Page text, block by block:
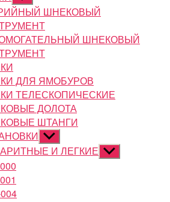
подменюШНЕКОВЫЙ
ШНЕКОВЫЙ
ДЛЯ ЯМОБУРОВ
ТЕЛЕСКОПИЧЕСКИЕ
ДОЛОТА
ШТАНГИ
Показывать
подменю
И ЛЕГКИЕ Показывать
подменю